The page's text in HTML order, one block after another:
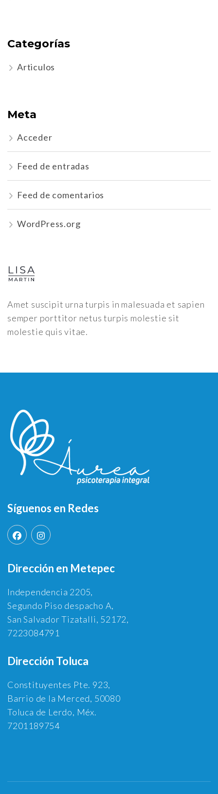
Categorías
Articulos
Meta
Acceder
Feed de entradas
Feed de comentarios
WordPress.org
Amet suscipit urna turpis in malesuada et sapien
semper porttitor netus turpis molestie sit
molestie quis vitae.
Síguenos en Redes
Dirección en Metepec
Independencia 2205,
Segundo Piso despacho A,
San Salvador Tizatalli, 52172,
7223084791
Dirección Toluca
Constituyentes Pte. 923,
Barrio de la Merced, 50080
Toluca de Lerdo, Méx.
7201189754